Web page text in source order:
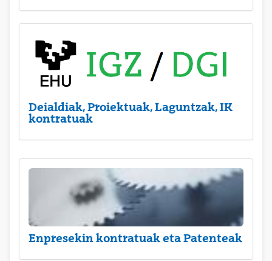
Deialdiak, Proiektuak, Laguntzak, IK
kontratuak
Enpresekin kontratuak eta Patenteak